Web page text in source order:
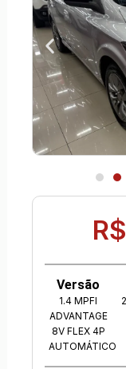
Versão
1.4 MPFI
ADVANTAGE
8V FLEX 4P
AUTOMÁTICO